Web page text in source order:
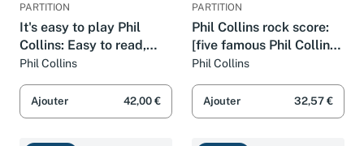
PARTITION
It's easy to play Phil
Collins: Easy to read,
simplified arrangements
of fifteen songs
Phil Collins
Ajouter 42,00 €
PARTITION
Phil Collins rock score:
[five famous Phil Collins
songs scored for small
groups]
Phil Collins
Ajouter 32,57 €